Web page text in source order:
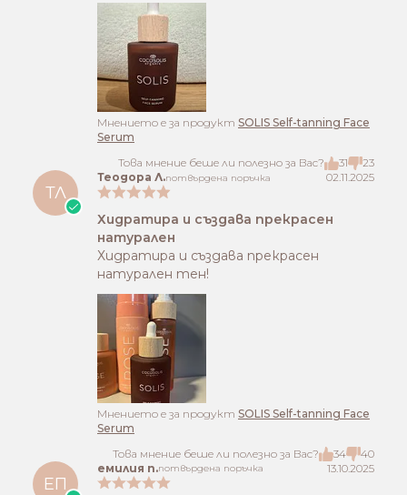
Mнението е за продукт SOLIS Self-tanning Face
Serum
Това мнение беше ли полезно за Вас?
31 23
ТЛ
Теодора Л.потвърдена поръчка 02.11.2025
Хидратира и създава прекрасен
натурален
Хидратира и създава прекрасен
натурален тен!
Mнението е за продукт SOLIS Self-tanning Face
Serum
Това мнение беше ли полезно за Вас?
34 40
ЕП
емилия п.потвърдена поръчка 13.10.2025